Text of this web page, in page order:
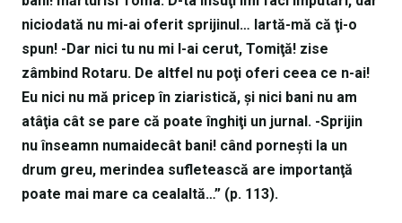
niciodată nu mi-ai oferit sprijinul… Iartă-mă că ţi-o
spun! -Dar nici tu nu mi l-ai cerut, Tomiţă! zise
zâmbind Rotaru. De altfel nu poţi oferi ceea ce n-ai!
Eu nici nu mă pricep în ziaristică, şi nici bani nu am
atâţia cât se pare că poate înghiţi un jurnal. -Sprijin
nu înseamn numaidecât bani! când porneşti la un
drum greu, merindea sufletească are importanţă
poate mai mare ca cealaltă…” (p. 113).